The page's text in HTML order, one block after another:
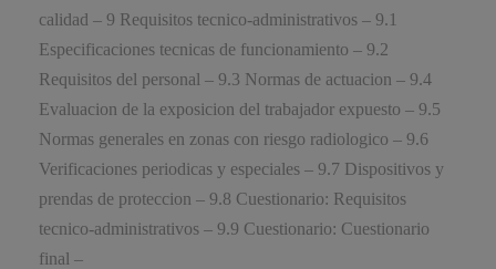
calidad – 9 Requisitos tecnico-administrativos – 9.1
Especificaciones tecnicas de funcionamiento – 9.2
Requisitos del personal – 9.3 Normas de actuacion – 9.4
Evaluacion de la exposicion del trabajador expuesto – 9.5
Normas generales en zonas con riesgo radiologico – 9.6
Verificaciones periodicas y especiales – 9.7 Dispositivos y
prendas de proteccion – 9.8 Cuestionario: Requisitos
tecnico-administrativos – 9.9 Cuestionario: Cuestionario
final –